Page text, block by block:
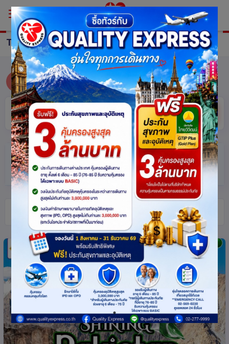
TOUR Pakistan
ทัวร์ ปากีสถาน อิสลามาบัด ซ่อน
ค้นหา
ตัวกรอง (แตะเพื่อเปิด/ปิด)
ทัวร์ ปากีสถาน